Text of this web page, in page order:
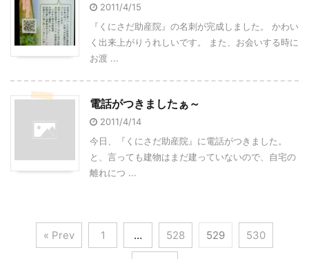
2011/4/15
『くにさだ助産院』の名刺が完成しました。 かわい
く出来上がりうれしいです。 また、お会いする時に
お渡 ...
電話がつきましたぁ～
2011/4/14
今日、『くにさだ助産院』に電話がつきました。
と、言っても建物はまだ建っていないので、自宅の
離れにつ ...
« Prev 1 … 528 529 530